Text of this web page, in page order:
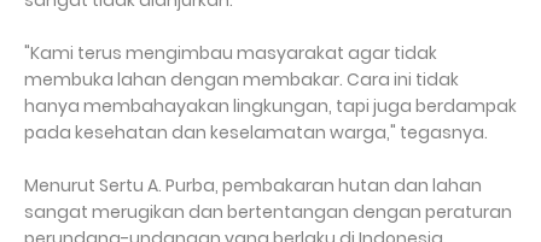
"Kami terus mengimbau masyarakat agar tidak
membuka lahan dengan membakar. Cara ini tidak
hanya membahayakan lingkungan, tapi juga berdampak
pada kesehatan dan keselamatan warga," tegasnya.
Menurut Sertu A. Purba, pembakaran hutan dan lahan
sangat merugikan dan bertentangan dengan peraturan